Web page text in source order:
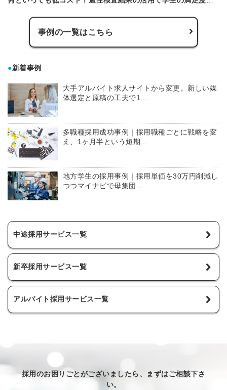
事例の一覧はこちら
●新着事例
大手アルバイト求人サイトから変更。新しい媒
体選定と原稿の工夫で1...
多職種採用成功事例｜採用職種ごとに戦略を変
え、1ヶ月半という短期...
地方学生の採用事例｜採用単価を30万円削減し
つつマイナビで母集団...
中途採用サービス一覧
新卒採用サービス一覧
アルバイト採用サービス一覧
採用のお困りごとがございましたら、まずはご相談下さ
い。